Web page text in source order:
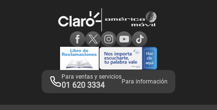
Consulta de IMEI
Consulta de reclamos
Adquirientes iPhone 6, 6S y SE
Mensaje de Seguridad
Términos y Condiciones de Tienda Claro
Libro de Reclamaciones
Legales de marketplace
Para ventas y servicios
01 620 3334 Para información